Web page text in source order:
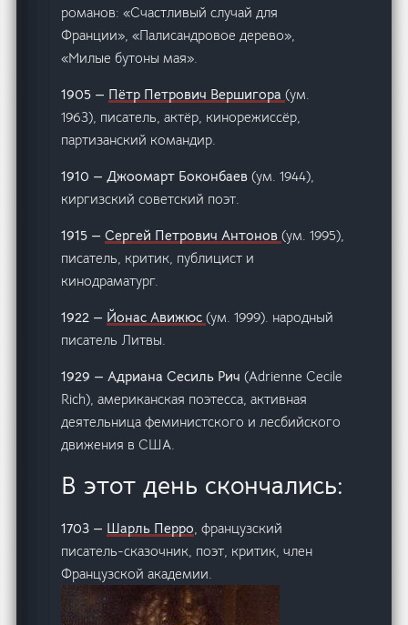
романов: «Счастливый случай для
Франции», «Палисандровое дерево»,
«Милые бутоны мая».
1905 — Пётр Петрович Вершигора(ум.
1963), писатель, актёр, кинорежиссёр,
партизанский командир.
1910 — Джоомарт Боконбаев(ум. 1944),
киргизский советский поэт.
1915 —Сергей Петрович Антонов(ум. 1995),
писатель, критик, публицист и
кинодраматург.
1922 — Йонас Авижюс(ум. 1999). народный
писатель Литвы.
1929 — Адриана Сесиль Рич(Adrienne Cecile
Rich), американская поэтесса, активная
деятельница феминистского и лесбийского
движения в США.
В этот день скончались:
1703 — Шарль Перро, французский
писатель-сказочник, поэт, критик, член
Французской академии.